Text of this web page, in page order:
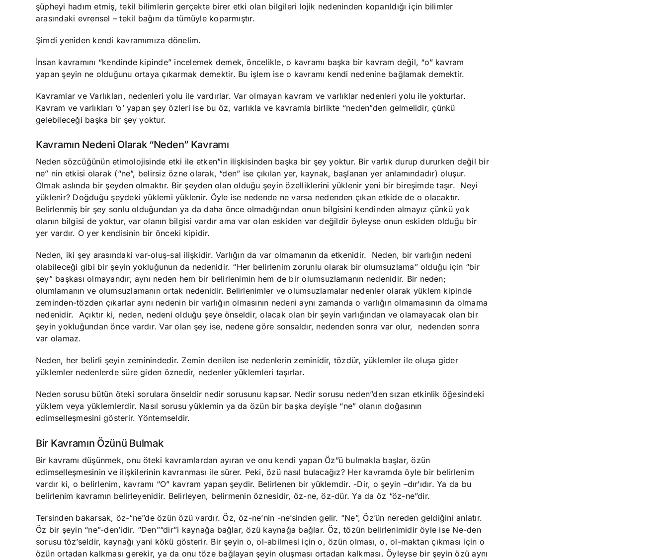
şüpheyi hadım etmiş, tekil bilimlerin gerçekte birer etki olan bilgileri lojik nedeninden koparıldığı için bilimler
arasındaki evrensel – tekil bağını da tümüyle koparmıştır.
Şimdi yeniden kendi kavramımıza dönelim.
İnsan kavramını “kendinde kipinde” incelemek demek, öncelikle, o kavramı başka bir kavram değil, “o” kavram
yapan şeyin ne olduğunu ortaya çıkarmak demektir. Bu işlem ise o kavramı kendi nedenine bağlamak demektir.
Kavramlar ve Varlıkları, nedenleri yolu ile vardırlar. Var olmayan kavram ve varlıklar nedenleri yolu ile yokturlar.
Kavram ve varlıkları ‘o’ yapan şey özleri ise bu öz, varlıkla ve kavramla birlikte “neden”den gelmelidir, çünkü
gelebileceği başka bir şey yoktur.
Kavramın Nedeni Olarak “Neden” Kavramı
Neden sözcüğünün etimolojisinde etki ile etken”in ilişkisinden başka bir şey yoktur. Bir varlık durup dururken değil bir
ne” nin etkisi olarak (“ne”, belirsiz özne olarak, “den” ise çıkılan yer, kaynak, başlanan yer anlamındadır) oluşur.
Olmak aslında bir şeyden olmaktır. Bir şeyden olan olduğu şeyin özelliklerini yüklenir yeni bir bireşimde taşır. Neyi
yüklenir? Doğduğu şeydeki yüklemi yüklenir. Öyle ise nedende ne varsa nedenden çıkan etkide de o olacaktır.
Belirlenmiş bir şey sonlu olduğundan ya da daha önce olmadığından onun bilgisini kendinden almayız çünkü yok
olanın bilgisi de yoktur, var olanın bilgisi vardır ama var olan eskiden var değildir öyleyse onun eskiden olduğu bir
yer vardır. O yer kendisinin bir önceki kipidir.
Neden, iki şey arasındaki var-oluş-sal ilişkidir. Varlığın da var olmamanın da etkenidir. Neden, bir varlığın nedeni
olabileceği gibi bir şeyin yokluğunun da nedenidir. “Her belirlenim zorunlu olarak bir olumsuzlama” olduğu için “bir
şey” başkası olmayandır, aynı neden hem bir belirlenimin hem de bir olumsuzlamanın nedenidir. Bir neden;
olumlamanın ve olumsuzlamanın ortak nedenidir. Belirlenimler ve olumsuzlamalar nedenler olarak yüklem kipinde
zeminden-tözden çıkarlar aynı nedenin bir varlığın olmasının nedeni aynı zamanda o varlığın olmamasının da olmama
nedenidir. Açıktır ki, neden, nedeni olduğu şeye önseldir, olacak olan bir şeyin varlığından ve olamayacak olan bir
şeyin yokluğundan önce vardır. Var olan şey ise, nedene göre sonsaldır, nedenden sonra var olur, nedenden sonra
var olamaz.
Neden, her belirli şeyin zeminindedir. Zemin denilen ise nedenlerin zeminidir, tözdür, yüklemler ile oluşa gider
yüklemler nedenlerde süre giden öznedir, nedenler yüklemleri taşırlar.
Neden sorusu bütün öteki sorulara önseldir nedir sorusunu kapsar. Nedir sorusu neden”den sızan etkinlik öğesindeki
yüklem veya yüklemlerdir. Nasıl sorusu yüklemin ya da özün bir başka deyişle “ne” olanın doğasının
edimselleşmesini gösterir. Yöntemseldir.
Bir Kavramın Özünü Bulmak
Bir kavramı düşünmek, onu öteki kavramlardan ayıran ve onu kendi yapan Öz”ü bulmakla başlar, özün
edimselleşmesinin ve ilişkilerinin kavranması ile sürer. Peki, özü nasıl bulacağız? Her kavramda öyle bir belirlenim
vardır ki, o belirlenim, kavramı “O” kavram yapan şeydir. Belirlenen bir yüklemdir. -Dir, o şeyin –dır’ıdır. Ya da bu
belirlenim kavramın belirleyenidir. Belirleyen, belirmenin öznesidir, öz-ne, öz-dür. Ya da öz “öz-ne”dir.
Tersinden bakarsak, öz-“ne”de özün özü vardır. Öz, öz-ne’nin -ne’sinden gelir. “Ne”, Öz’ün nereden geldiğini anlatır.
Öz bir şeyin “ne”-den’idir. “Den”“dir”i kaynağa bağlar, özü kaynağa bağlar. Öz, tözün belirlenimidir öyle ise Ne-den
sorusu töz’seldir, kaynağı yani kökü gösterir. Bir şeyin o, ol-abilmesi için o, özün olması, o, ol-maktan çıkması için o
özün ortadan kalkması gerekir, ya da onu töze bağlayan şeyin oluşması ortadan kalkması. Öyleyse bir şeyin özü aynı